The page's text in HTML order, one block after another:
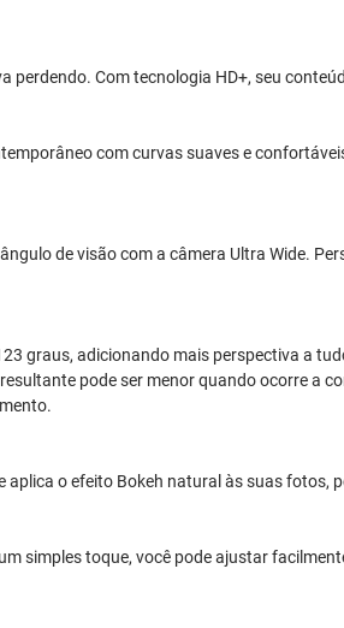
perdendo. Com tecnologia HD+, seu
com curvas suaves e
de visão com a câmera Ultra Wide.
graus, adicionando mais perspectiva a
pode ser menor quando ocorre a
o efeito Bokeh natural às suas fotos,
simples toque, você pode ajustar